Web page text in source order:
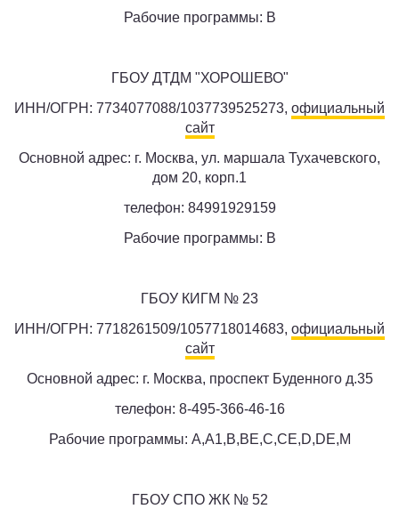
Рабочие программы: B
ГБОУ ДТДМ "ХОРОШЕВО"
ИНН/ОГРН: 7734077088/1037739525273, официальный
сайт
Основной адрес: г. Москва, ул. маршала Тухачевского,
дом 20, корп.1
телефон: 84991929159
Рабочие программы: B
ГБОУ КИГМ № 23
ИНН/ОГРН: 7718261509/1057718014683, официальный
сайт
Основной адрес: г. Москва, проспект Буденного д.35
телефон: 8-495-366-46-16
Рабочие программы: A,A1,B,BE,C,CE,D,DE,M
ГБОУ СПО ЖК № 52